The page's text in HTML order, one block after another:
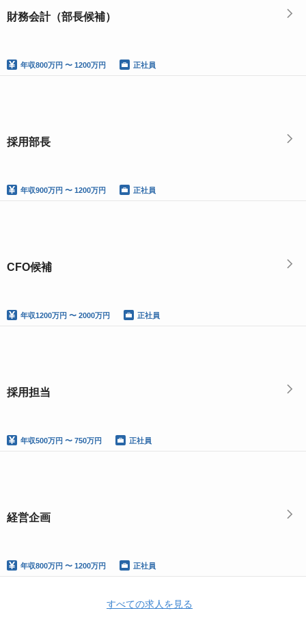
財務会計（部長候補）
年収800万円 〜 1200万円 正社員
採用部長
年収900万円 〜 1200万円 正社員
CFO候補
年収1200万円 〜 2000万円 正社員
採用担当
年収500万円 〜 750万円 正社員
経営企画
年収800万円 〜 1200万円 正社員
すべての求人を見る